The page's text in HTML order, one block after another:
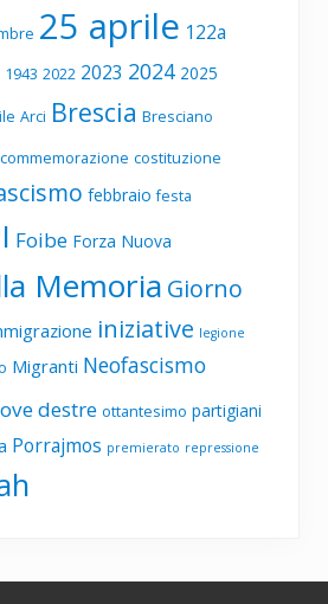
25 aprile 122a
1943 2022 2023 2024 2025
Arci Brescia Bresciano
commemorazione costituzione
febbraio festa
Foibe Forza Nuova
Memoria Giorno
iniziative legione
Migranti Neofascismo
destre ottantesimo partigiani
Porrajmos premierato repressione